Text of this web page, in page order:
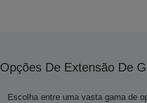
Opções De Extensão De
Escolha entre uma vasta gama de